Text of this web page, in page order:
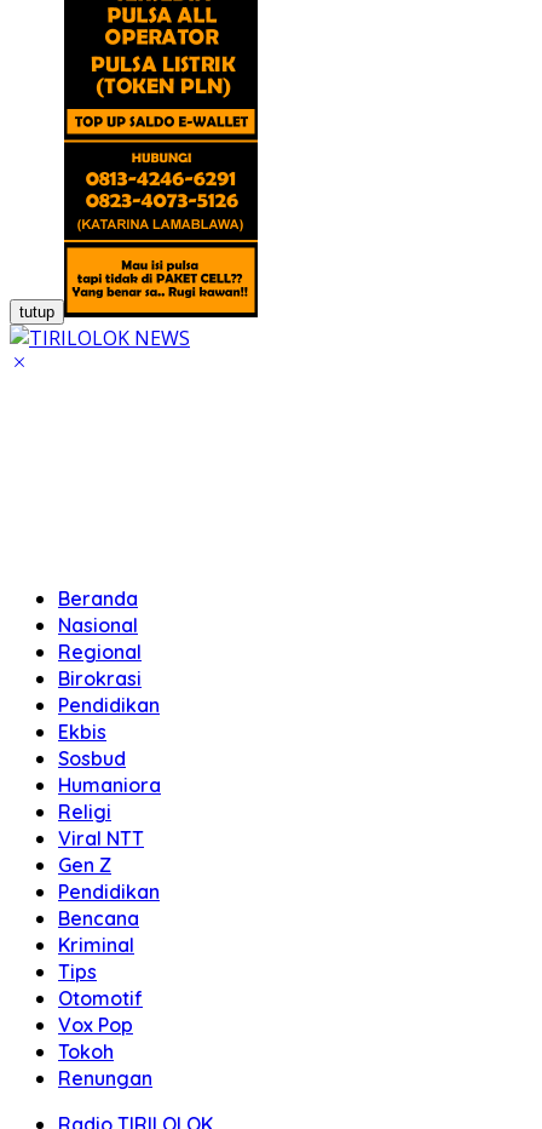
tutup
Beranda
Nasional
Regional
Birokrasi
Pendidikan
Ekbis
Sosbud
Humaniora
Religi
Viral NTT
Gen Z
Pendidikan
Bencana
Kriminal
Tips
Otomotif
Vox Pop
Tokoh
Renungan
Radio TIRILOLOK